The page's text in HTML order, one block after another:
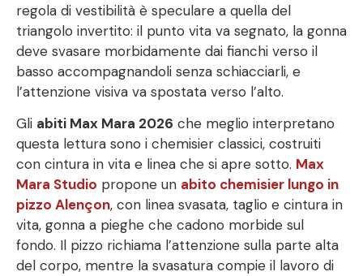
regola di vestibilità è speculare a quella del
triangolo invertito: il punto vita va segnato, la gonna
deve svasare morbidamente dai fianchi verso il
basso accompagnandoli senza schiacciarli, e
l’attenzione visiva va spostata verso l’alto.
Gli abiti Max Mara 2026 che meglio interpretano
questa lettura sono i chemisier classici, costruiti
con cintura in vita e linea che si apre sotto. Max
Mara Studio propone un abito chemisier lungo in
pizzo Alençon, con linea svasata, taglio e cintura in
vita, gonna a pieghe che cadono morbide sul
fondo. Il pizzo richiama l’attenzione sulla parte alta
del corpo, mentre la svasatura compie il lavoro di